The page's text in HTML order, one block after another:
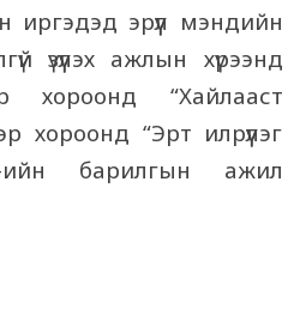
иргэдэд эрүүл мэндийн
үзүүлэх ажлын хүрээнд
хороонд “Хайлааст
хороонд “Эрт илрүүлэг
ийн барилгын ажил